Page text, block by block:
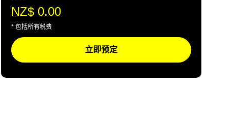
NZ$ 0.00
* 包括所有税费
立即预定